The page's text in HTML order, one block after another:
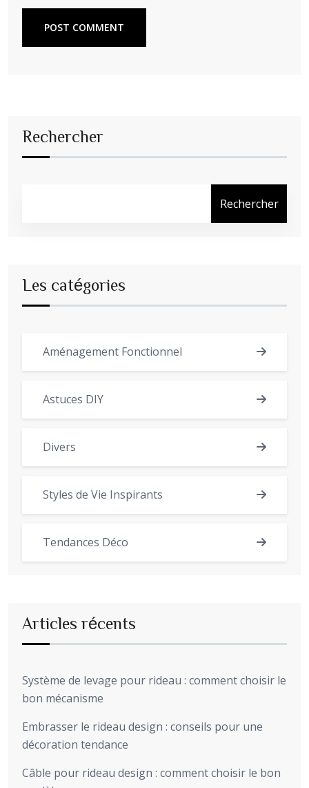
POST COMMENT
Rechercher
Rechercher
Les catégories
Aménagement Fonctionnel
Astuces DIY
Divers
Styles de Vie Inspirants
Tendances Déco
Articles récents
Système de levage pour rideau : comment choisir le
bon mécanisme
Embrasser le rideau design : conseils pour une
décoration tendance
Câble pour rideau design : comment choisir le bon